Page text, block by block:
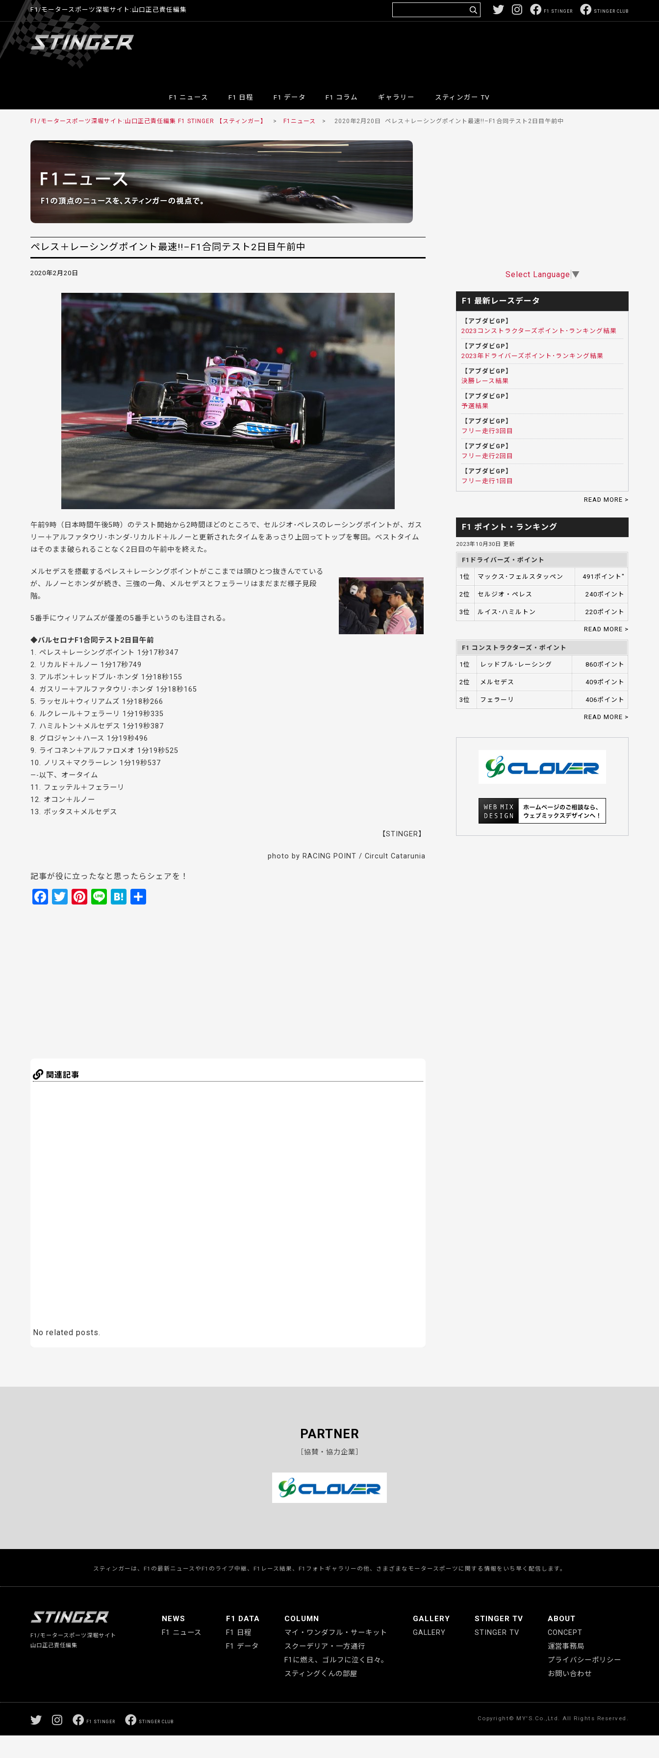
F1/モータースポーツ深堀サイト:山口正己責任編集 STINGER CLUB
F1 STINGER
F1 ニュース F1 日程 F1 データ F1 コラム ギャラリー スティンガー TV
F1/モータースポーツ深堀サイト:山口正己責任編集 F1 STINGER 【スティンガー】 > F1ニュース > 2020年2月20日 ペレス＋レーシングポイント最速!!–F1合同テスト2日目午前中
ペレス＋レーシングポイント最速!!–F1合同テスト2日目午前中
2020年2月20日
午前9時（日本時間午後5時）のテスト開始から2時間ほどのところで、セルジオ･ペレスのレーシングポイントが、ガス
リー＋アルファタウリ･ホンダ-リカルド＋ルノーと更新されたタイムをあっさり上回ってトップを奪回。ベストタイム
はそのまま破られることなく2日目の午前中を終えた。
メルセデスを搭載するペレス＋レーシングポイントがここまでは頭ひとつ抜きんでている
が、ルノーとホンダが続き、三強の一角、メルセデスとフェラーリはまだまだ様子見段
階。
5番手にウィリアムズが僅差の5番手というのも注目される。
◆バルセロナF1合同テスト2日目午前
1. ペレス＋レーシングポイント 1分17秒347
2. リカルド＋ルノー 1分17秒749
3. アルボン＋レッドブル･ホンダ 1分18秒155
4. ガスリー＋アルファタウリ･ホンダ 1分18秒165
5. ラッセル＋ウィリアムズ 1分18秒266
6. ルクレール＋フェラーリ 1分19秒335
7. ハミルトン＋メルセデス 1分19秒387
8. グロジャン＋ハース 1分19秒496
9. ライコネン＋アルファロメオ 1分19秒525
10. ノリス＋マクラーレン 1分19秒537
—-以下、オータイム
11. フェッテル＋フェラーリ
12. オコン＋ルノー
13. ボッタス＋メルセデス
【STINGER】
photo by RACING POINT / Circult Catarunia
記事が役に立ったなと思ったらシェアを！
F
T
Pi Li H
関連記事
No related posts.
Select Language ▼
F1 最新レースデータ
【アブダビGP】
2023コンストラクターズポイント･ランキング結果
【アブダビGP】
2023年ドライバーズポイント･ランキング結果
【アブダビGP】
決勝レース結果
【アブダビGP】
予選結果
【アブダビGP】
フリー走行3回目
【アブダビGP】
フリー走行2回目
【アブダビGP】
フリー走行1回目
READ MORE >
F1 ポイント・ランキング
2023年10月30日 更新
F1ドライバーズ・ポイント
1位 マックス･フェルスタッペン 491ポイント"
2位 セルジオ・ペレス 240ポイント
3位 ルイス･ハミルトン 220ポイント
READ MORE >
F1 コンストラクターズ・ポイント
1位 レッドブル･レーシング 860ポイント
2位 メルセデス 409ポイント
3位 フェラーリ 406ポイント
READ MORE >
PARTNER
［協賛・協力企業］
スティンガーは、F1の最新ニュースやF1のライブ中継、F1レース結果、F1フォトギャラリーの他、さまざまなモータースポーツに関する情報をいち早く配信します。
F1/モータースポーツ深堀サイト
山口正己責任編集
NEWS
F1 ニュース
F1 DATA
F1 日程
F1 データ
COLUMN
マイ・ワンダフル・サーキット
スクーデリア・一方通行
F1に燃え、ゴルフに泣く日々。
スティングくんの部屋
GALLERY
GALLERY
STINGER TV
STINGER TV
ABOUT
CONCEPT
運営事務局
プライバシーポリシー
お問い合わせ
F1 STINGER STINGER CLUB Copyright© MY'S.Co.,Ltd. All Rights Reserved.